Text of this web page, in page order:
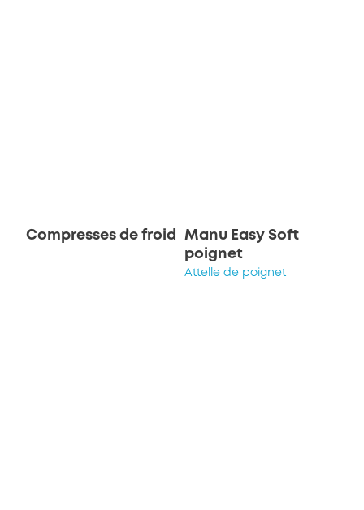
Compresses de froid
Manu Easy Soft
poignet
Attelle de poignet